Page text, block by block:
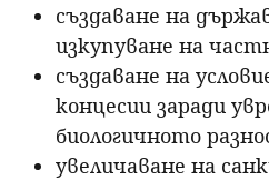
създаване на
изкупуване на
създаване на
концесии заради
биологичното
увеличаване на